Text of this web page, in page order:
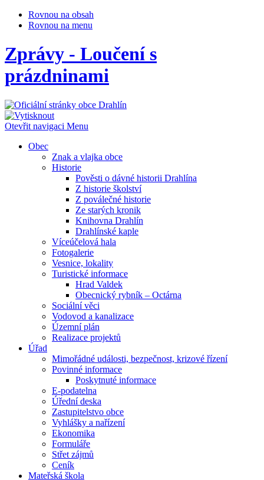
Rovnou na obsah
Rovnou na menu
Zprávy - Loučení s
prázdninami
Otevřit navigaci Menu
Obec
Znak a vlajka obce
Historie
Pověsti o dávné historii Drahlína
Z historie školství
Z poválečné historie
Ze starých kronik
Knihovna Drahlín
Drahlínské kaple
Víceúčelová hala
Fotogalerie
Vesnice, lokality
Turistické informace
Hrad Valdek
Obecnický rybník – Octárna
Sociální věci
Vodovod a kanalizace
Územní plán
Realizace projektů
Úřad
Mimořádné události, bezpečnost, krizové řízení
Povinné informace
Poskytnuté informace
E-podatelna
Úřední deska
Zastupitelstvo obce
Vyhlášky a nařízení
Ekonomika
Formuláře
Střet zájmů
Ceník
Mateřská škola